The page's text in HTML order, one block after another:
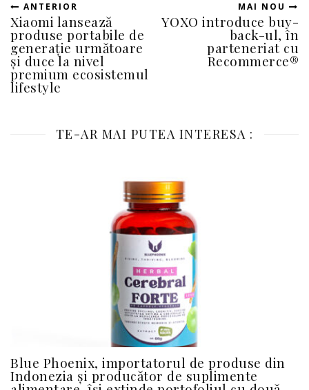
ANTERIOR
Xiaomi lansează
produse portabile de
generație următoare
și duce la nivel
premium ecosistemul
lifestyle
MAI NOU
YOXO introduce buy-
back-ul, în
parteneriat cu
Recommerce®
TE-AR MAI PUTEA INTERESA :
Blue Phoenix, importatorul de produse din
Indonezia și producător de suplimente